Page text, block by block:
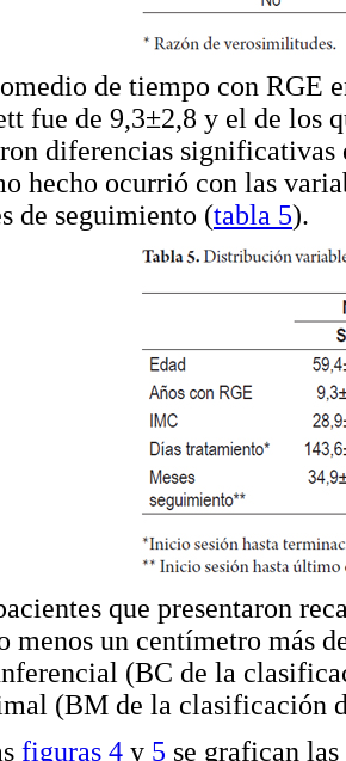
de tiempo con RGE
fue de 9,3±2,8 y el de los
diferencias significativas
hecho ocurrió con las
de seguimiento (tabla 5).
que presentaron
menos un centímetro más
(BC de la
(BM de la clasificación
figuras 4 y 5 se grafican